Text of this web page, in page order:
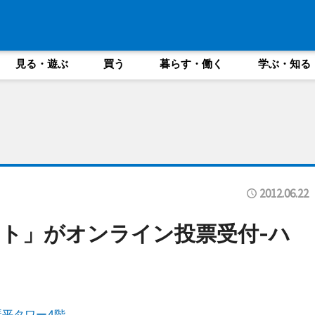
見る・遊ぶ 買う 暮らす・働く 学ぶ・知る
2012.06.22
」がオンライン投票受付-ハ